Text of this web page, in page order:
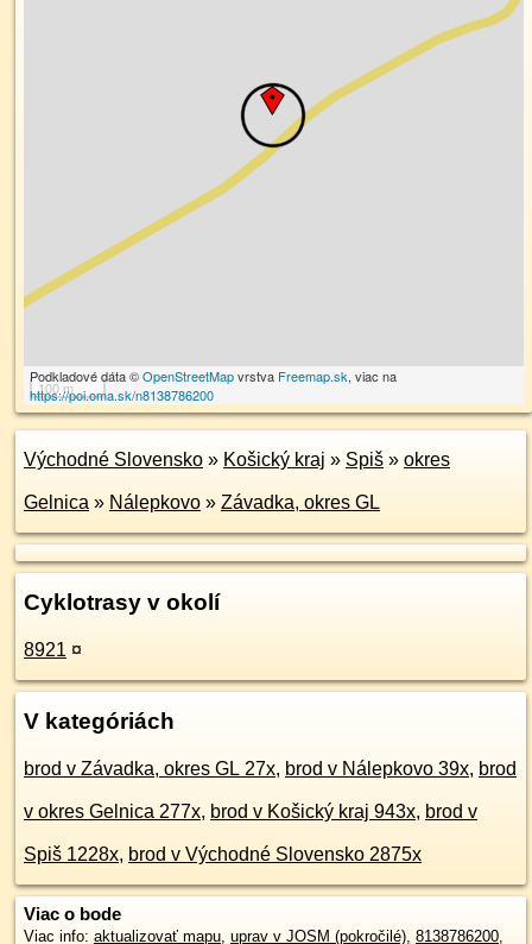
100 m
Podkladové dáta ©OpenStreetMapvrstva Freemap.sk, viac na
https://poi.oma.sk/n8138786200
Východné Slovensko » Košický kraj » Spiš » okres
Gelnica » Nálepkovo » Závadka, okres GL
Cyklotrasy v okolí
8921 ¤
V kategóriách
brod v Závadka, okres GL 27x, brod v Nálepkovo 39x, brod
v okres Gelnica 277x, brod v Košický kraj 943x, brod v
Spiš 1228x, brod v Východné Slovensko 2875x
Viac o bode
Viac info: aktualizovať mapu, uprav v JOSM (pokročilé), 8138786200,